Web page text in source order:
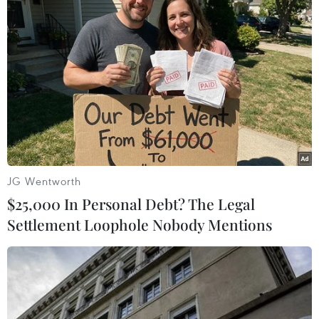
Nhìn lại tuần cao điểm truy vết thần tốc,
quyết liệt ở Quảng Ninh
09/02/2021 02:32
Quảng Ninh đã huy động sức mạnh tổng hợp thực hiện
"3 trước," "4 tại chỗ," quyết liệt đẩy nhanh tối đa tốc độ
truy vết trên diện rộng, lấy mẫu, xét nghiệm, khoanh
vùng, dập dịch, điều trị tích cực.
JG Wentworth
$25,000 In Personal Debt? The Legal
Settlement Loophole Nobody Mentions